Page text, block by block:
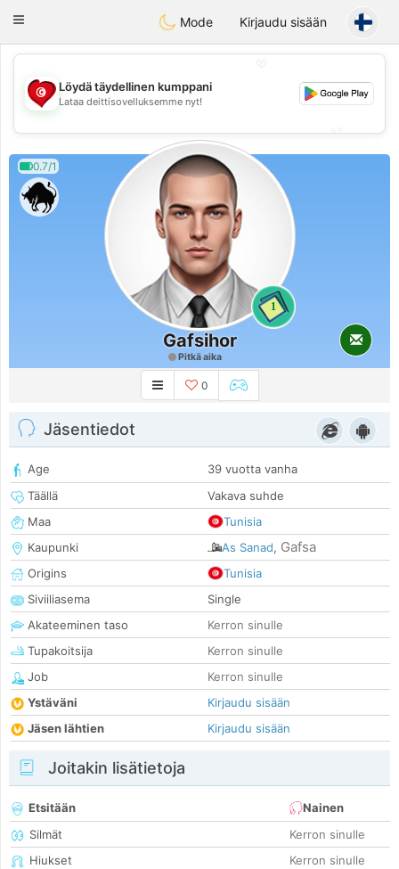
Tunisia Dating
Toggle
Mode Kirjaudu sisään
💖
💕
Löydä täydellinen kumppani
Lataa deittisovelluksemme nyt!
0.7/1
1
Gafsihor
Pitkä aika
0
Jäsentiedot
Age
39 vuotta vanha
Täällä
Vakava suhde
Maa
Tunisia
Kaupunki
As Sanad, Gafsa
Origins
Tunisia
Siviiliasema
Single
Akateeminen taso
Kerron sinulle
Tupakoitsija
Kerron sinulle
Job
Kerron sinulle
Ystäväni
Kirjaudu sisään
Jäsen lähtien
Kirjaudu sisään
Joitakin lisätietoja
Etsitään
Nainen
Silmät
Kerron sinulle
Hiukset
Kerron sinulle